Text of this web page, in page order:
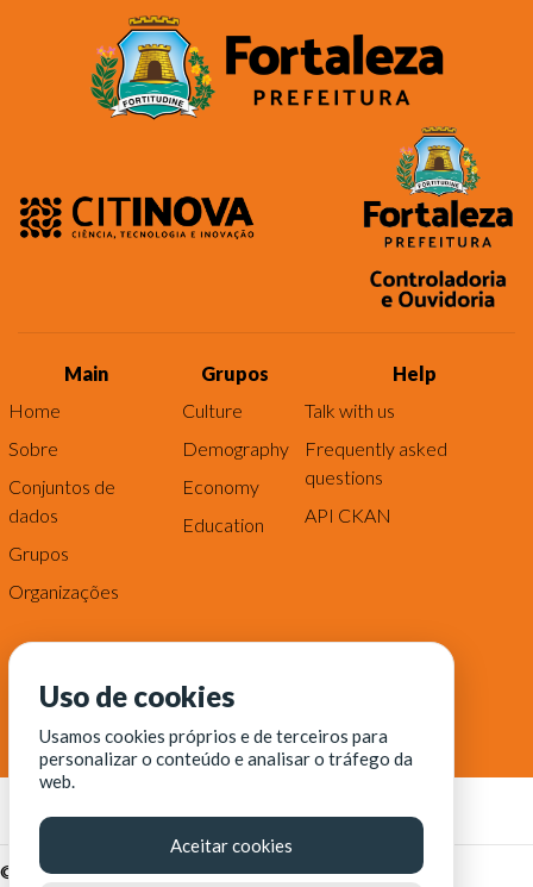
Main
Home
Sobre
Conjuntos de
dados
Grupos
Organizações
Grupos
Culture
Demography
Economy
Education
Help
Talk with us
Frequently asked
questions
API CKAN
© Fortaleza Digital || CITINOVA - Fundação de Ciência,
Uso de cookies
Usamos cookies próprios e de terceiros para
personalizar o conteúdo e analisar o tráfego da
web.
Aceitar cookies